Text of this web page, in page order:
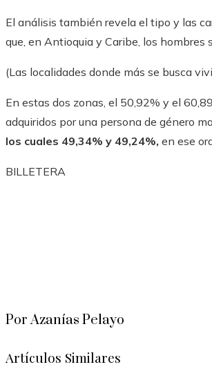
El análisis también revela el tipo y las
que, en Antioquia y Caribe, los
(Las localidades donde más se busca
En estas dos zonas, el 50,92% y el
adquiridos por una persona de género
los cuales 49,34% y 49,24%, en ese
BILLETERA
Por Azanías Pelayo
Artículos Similares